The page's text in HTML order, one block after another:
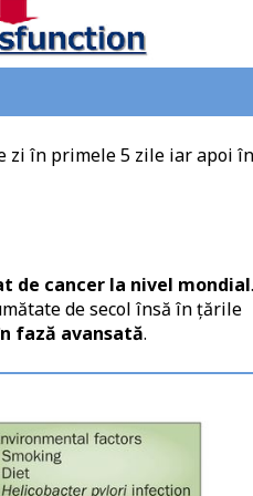
zi în primele 5 zile iar apoi în
de cancer la nivel mondial
de secol însă în țările
fază avansată.